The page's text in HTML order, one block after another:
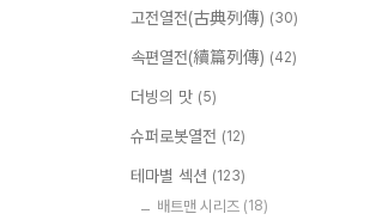
고전열전(古典列傳) (30)
속편열전(續篇列傳) (42)
더빙의 맛 (5)
슈퍼로봇열전 (12)
테마별 섹션 (123)
배트맨 시리즈 (18)